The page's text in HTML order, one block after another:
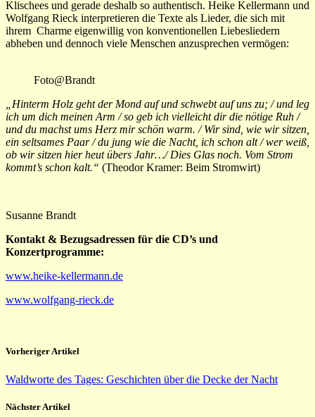
Klischees und gerade deshalb so authentisch. Heike Kellermann und
Wolfgang Rieck interpretieren die Texte als Lieder, die sich mit
ihrem Charme eigenwillig von konventionellen Liebesliedern
abheben und dennoch viele Menschen anzusprechen vermögen:
Foto@Brandt
„Hinterm Holz geht der Mond auf und schwebt auf uns zu; / und leg
ich um dich meinen Arm / so geb ich vielleicht dir die nötige Ruh /
und du machst ums Herz mir schön warm. / Wir sind, wie wir sitzen,
ein seltsames Paar / du jung wie die Nacht, ich schon alt / wer weiß,
ob wir sitzen hier heut übers Jahr…/ Dies Glas noch. Vom Strom
kommt’s schon kalt.“ (Theodor Kramer: Beim Stromwirt)
Susanne Brandt
Kontakt & Bezugsadressen für die CD’s und
Konzertprogramme:
www.heike-kellermann.de
www.wolfgang-rieck.de
Vorheriger Artikel
Waldworte des Tages: Geschichten über die Decke der Nacht
Nächster Artikel